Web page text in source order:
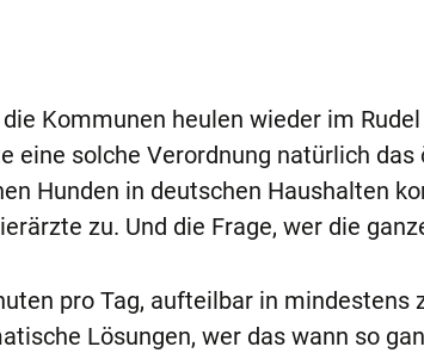
die Kommunen heulen wieder im
eine solche Verordnung natürlich
Hunden in deutschen Haushalten
zu. Und die Frage, wer die
pro Tag, aufteilbar in mindestens
Lösungen, wer das wann so